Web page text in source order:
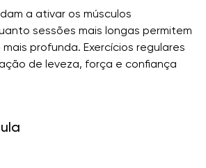
a ativar os músculos
sessões mais longas permitem
profunda. Exercícios regulares
de leveza, força e confiança